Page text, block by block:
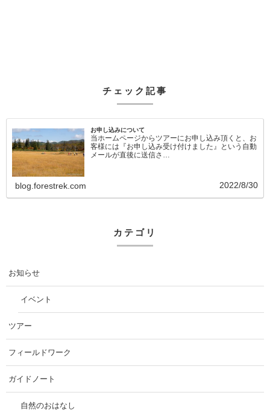
チェック記事
お申し込みについて
当ホームページからツアーにお申し込み頂くと、お
客様には『お申し込み受け付けました』という自動
メールが直後に送信さ…
blog.forestrek.com 2022/8/30
カテゴリ
お知らせ
イベント
ツアー
フィールドワーク
ガイドノート
自然のおはなし